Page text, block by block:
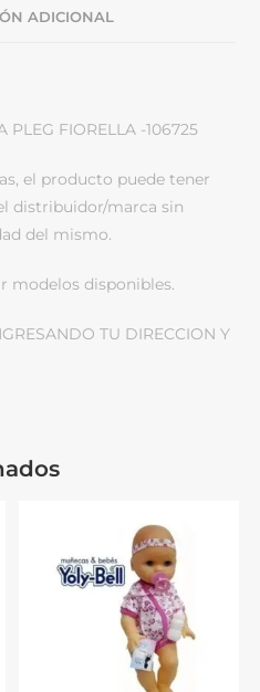
ADICIONAL
PLEG FIORELLA -106725
el producto puede tener
distribuidor/marca sin
del mismo.
modelos disponibles.
TU DIRECCION Y